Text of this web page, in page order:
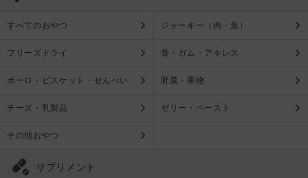
すべてのおやつ ジャーキー（肉・魚）
フリーズドライ 骨・ガム・アキレス
ボーロ・ビスケット・せんべい 野菜・果物
チーズ・乳製品 ゼリー・ペースト
その他おやつ
サプリメント